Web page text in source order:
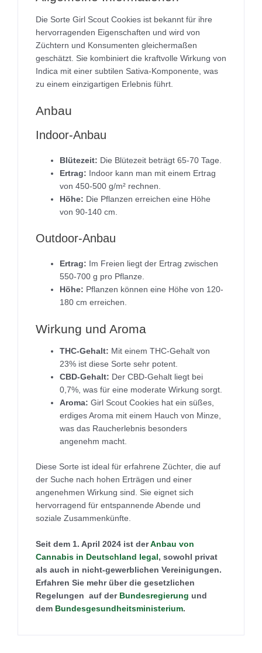
Die Sorte Girl Scout Cookies ist bekannt für ihre
hervorragenden Eigenschaften und wird von
Züchtern und Konsumenten gleichermaßen
geschätzt. Sie kombiniert die kraftvolle Wirkung von
Indica mit einer subtilen Sativa-Komponente, was
zu einem einzigartigen Erlebnis führt.
Anbau
Indoor-Anbau
Blütezeit: Die Blütezeit beträgt 65-70 Tage.
Ertrag: Indoor kann man mit einem Ertrag
von 450-500 g/m² rechnen.
Höhe: Die Pflanzen erreichen eine Höhe
von 90-140 cm.
Outdoor-Anbau
Ertrag: Im Freien liegt der Ertrag zwischen
550-700 g pro Pflanze.
Höhe: Pflanzen können eine Höhe von 120-
180 cm erreichen.
Wirkung und Aroma
THC-Gehalt: Mit einem THC-Gehalt von
23% ist diese Sorte sehr potent.
CBD-Gehalt: Der CBD-Gehalt liegt bei
0,7%, was für eine moderate Wirkung sorgt.
Aroma: Girl Scout Cookies hat ein süßes,
erdiges Aroma mit einem Hauch von Minze,
was das Raucherlebnis besonders
angenehm macht.
Diese Sorte ist ideal für erfahrene Züchter, die auf
der Suche nach hohen Erträgen und einer
angenehmen Wirkung sind. Sie eignet sich
hervorragend für entspannende Abende und
soziale Zusammenkünfte.
Seit dem 1. April 2024 ist derAnbau von
Cannabis in Deutschland legal, sowohl privat
als auch in nicht-gewerblichen Vereinigungen.
Erfahren Sie mehr über die gesetzlichen
Regelungen auf der Bundesregierung und
dem Bundesgesundheitsministerium.